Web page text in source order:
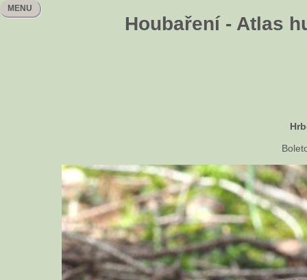
Houbaření - Atlas
MENU